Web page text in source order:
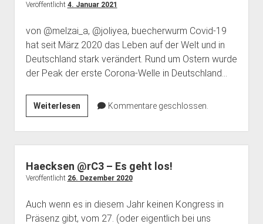
Veröffentlicht 4. Januar 2021
von @melzai_a, @joliyea, buecherwurm Covid-19
hat seit März 2020 das Leben auf der Welt und in
Deutschland stark verändert. Rund um Ostern wurde
der Peak der erste Corona-Welle in Deutschland…
WeiterlesenDie
Einflüsse
von
Covid-
19
auf
Umfeld
der
Kommentare geschlossen.
Haecksen @rC3 – Es geht los!
Veröffentlicht 26. Dezember 2020
Auch wenn es in diesem Jahr keinen Kongress in
Präsenz gibt, vom 27. (oder eigentlich bei uns